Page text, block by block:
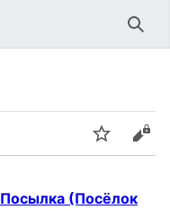
Следить
Посылка (Посёлок